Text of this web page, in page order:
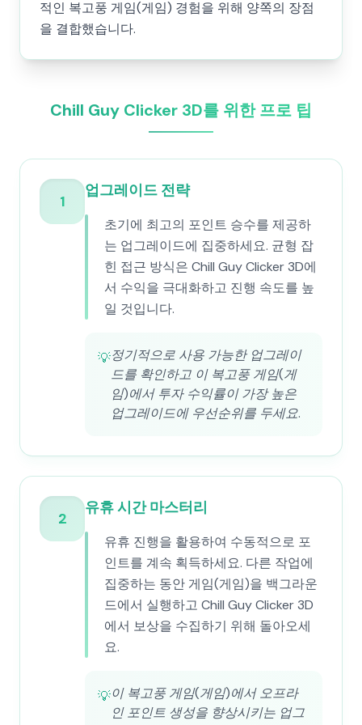
적인 복고풍 게임(게임) 경험을 위해 양쪽의 장점
을 결합했습니다.
Chill Guy Clicker 3D를 위한 프로 팁
1
업그레이드 전략
초기에 최고의 포인트 승수를 제공하
는 업그레이드에 집중하세요. 균형 잡
힌 접근 방식은 Chill Guy Clicker 3D에
서 수익을 극대화하고 진행 속도를 높
일 것입니다.
💡정기적으로 사용 가능한 업그레이
드를 확인하고 이 복고풍 게임(게
임)에서 투자 수익률이 가장 높은
업그레이드에 우선순위를 두세요.
2
유휴 시간 마스터리
유휴 진행을 활용하여 수동적으로 포
인트를 계속 획득하세요. 다른 작업에
집중하는 동안 게임(게임)을 백그라운
드에서 실행하고 Chill Guy Clicker 3D
에서 보상을 수집하기 위해 돌아오세
요.
💡이 복고풍 게임(게임)에서 오프라
인 포인트 생성을 향상시키는 업그